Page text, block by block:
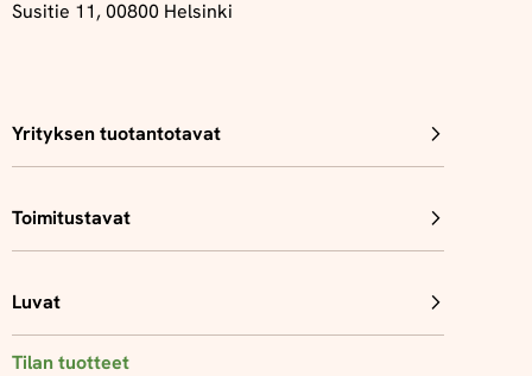
Susitie 11, 00800 Helsinki
Yrityksen tuotantotavat
Toimitustavat
Luvat
Tilan tuotteet